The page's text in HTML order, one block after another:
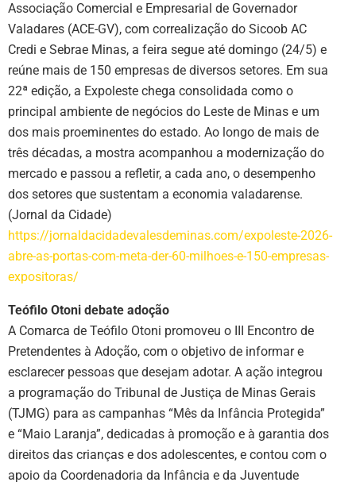
Associação Comercial e Empresarial de Governador
Valadares (ACE-GV), com correalização do Sicoob AC
Credi e Sebrae Minas, a feira segue até domingo (24/5) e
reúne mais de 150 empresas de diversos setores. Em sua
22ª edição, a Expoleste chega consolidada como o
principal ambiente de negócios do Leste de Minas e um
dos mais proeminentes do estado. Ao longo de mais de
três décadas, a mostra acompanhou a modernização do
mercado e passou a refletir, a cada ano, o desempenho
dos setores que sustentam a economia valadarense.
(Jornal da Cidade)
https://jornaldacidadevalesdeminas.com/expoleste-2026-
abre-as-portas-com-meta-der-60-milhoes-e-150-empresas-
expositoras/
Teófilo Otoni debate adoção
A Comarca de Teófilo Otoni promoveu o III Encontro de
Pretendentes à Adoção, com o objetivo de informar e
esclarecer pessoas que desejam adotar. A ação integrou
a programação do Tribunal de Justiça de Minas Gerais
(TJMG) para as campanhas “Mês da Infância Protegida”
e “Maio Laranja”, dedicadas à promoção e à garantia dos
direitos das crianças e dos adolescentes, e contou com o
apoio da Coordenadoria da Infância e da Juventude